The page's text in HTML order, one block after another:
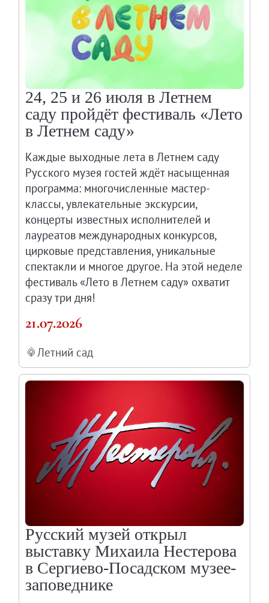
24, 25 и 26 июля в Летнем
саду пройдёт фестиваль «Лето
в Летнем саду»
Каждые выходные лета в Летнем саду
Русского музея гостей ждёт насыщенная
программа: многочисленные мастер-
классы, увлекательные экскурсии,
концерты известных исполнителей и
лауреатов международных конкурсов,
цирковые представления, уникальные
спектакли и многое другое. На этой неделе
фестиваль «Лето в Летнем саду» охватит
сразу три дня!
21.07.2026
Летний сад
Русский музей открыл
выставку Михаила Нестерова
в Сергиево-Посадском музее-
заповеднике